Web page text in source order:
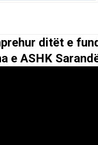
ditët e
e ASHK